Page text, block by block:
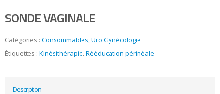
SONDE VAGINALE
Catégories : Consommables,Uro Gynécologie
Étiquettes : Kinésithérapie,Rééducation périnéale
Description